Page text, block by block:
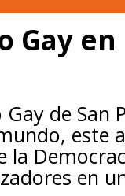
Gay
de San
este
la
en